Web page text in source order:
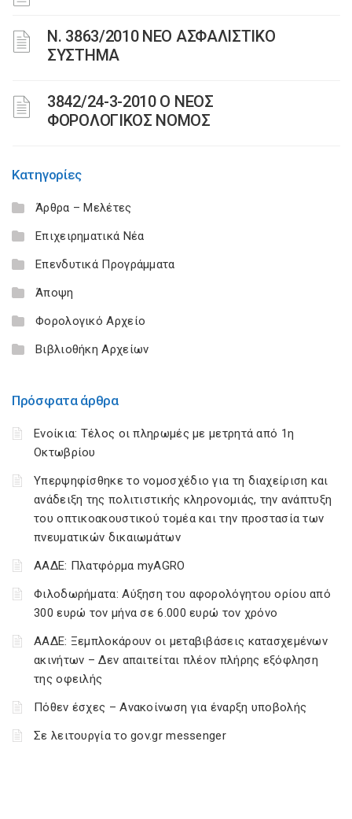
N. 3863/2010 ΝΕΟ ΑΣΦΑΛΙΣΤΙΚΟ
ΣΥΣΤΗΜΑ
3842/24-3-2010 Ο ΝΕΟΣ
ΦΟΡΟΛΟΓΙΚΟΣ ΝΟΜΟΣ
Κατηγορίες
Άρθρα – Μελέτες
Επιχειρηματικά Νέα
Επενδυτικά Προγράμματα
Άποψη
Φορολογικό Αρχείο
Βιβλιοθήκη Αρχείων
Πρόσφατα άρθρα
Ενοίκια: Τέλος οι πληρωμές με μετρητά από 1η
Οκτωβρίου
Υπερψηφίσθηκε το νομοσχέδιο για τη διαχείριση και
ανάδειξη της πολιτιστικής κληρονομιάς, την ανάπτυξη
του οπτικοακουστικού τομέα και την προστασία των
πνευματικών δικαιωμάτων
ΑΑΔΕ: Πλατφόρμα myAGRO
Φιλοδωρήματα: Αύξηση του αφορολόγητου ορίου από
300 ευρώ τον μήνα σε 6.000 ευρώ τον χρόνο
ΑΑΔΕ: Ξεμπλοκάρουν οι μεταβιβάσεις κατασχεμένων
ακινήτων – Δεν απαιτείται πλέον πλήρης εξόφληση
της οφειλής
Πόθεν έσχες – Ανακοίνωση για έναρξη υποβολής
Σε λειτουργία το gov.gr messenger